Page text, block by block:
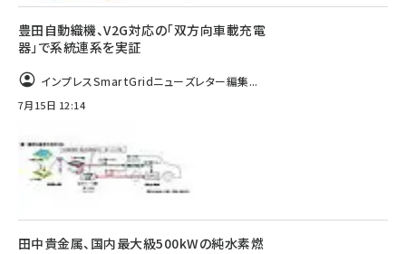
豊田自動織機、V2G対応の「双方向車載充電
器」で系統連系を実証
インプレスSmartGridニューズレター編集...
7月15日 12:14
田中貴金属、国内最大級500kWの純水素燃